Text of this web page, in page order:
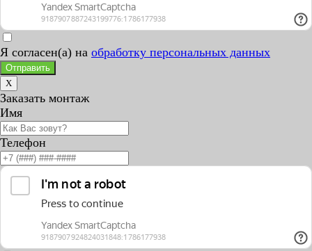
Я согласен(а) на обработку персональных данных
Отправить
X
Заказать монтаж
Имя
Телефон